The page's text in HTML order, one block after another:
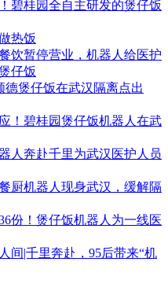
碧桂园全自主研发的煲仔饭
热饭
饮暂停营业，机器人给医护
仔饭
德煲仔饭在武汉隔离点出
！碧桂园煲仔饭机器人在武
人奔赴千里为武汉医护人员
厨机器人现身武汉，缓解隔
份！煲仔饭机器人为一线医
间|千里奔赴，95后带来“机